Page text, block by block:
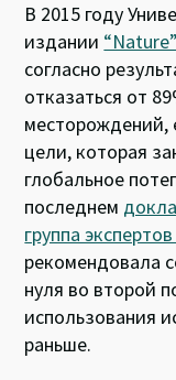
В 2015 году
издании “Nature”
согласно
отказаться от
месторождений,
цели, которая
глобальное
последнем
группа
рекомендовала
нуля во второй
использования
раньше.